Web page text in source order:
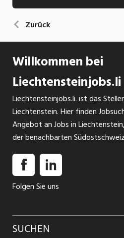
Zurück
Willkommen bei
Liechtensteinjobs.li
Liechtensteinjobs.li. ist das
Liechtenstein. Hier finden
Angebot an Jobs in
der benachbarten
Folgen Sie uns
SUCHEN